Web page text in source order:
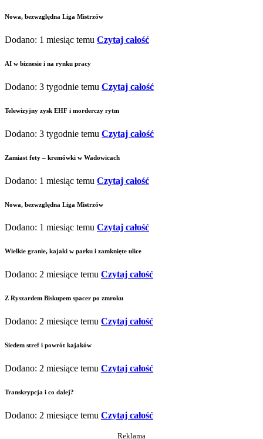
Nowa, bezwzględna Liga Mistrzów
Dodano: 1 miesiąc temu Czytaj całość
AI w biznesie i na rynku pracy
Dodano: 3 tygodnie temu Czytaj całość
Telewizyjny zysk EHF i morderczy rytm
Dodano: 3 tygodnie temu Czytaj całość
Zamiast fety – kremówki w Wadowicach
Dodano: 1 miesiąc temu Czytaj całość
Nowa, bezwzględna Liga Mistrzów
Dodano: 1 miesiąc temu Czytaj całość
Wielkie granie, kajaki w parku i zamknięte ulice
Dodano: 2 miesiące temu Czytaj całość
Z Ryszardem Biskupem spacer po zmroku
Dodano: 2 miesiące temu Czytaj całość
Siedem stref i powrót kajaków
Dodano: 2 miesiące temu Czytaj całość
Transkrypcja i co dalej?
Dodano: 2 miesiące temu Czytaj całość
Reklama